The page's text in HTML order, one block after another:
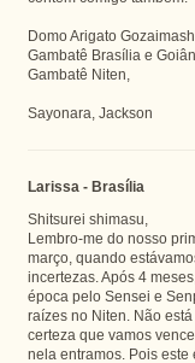
Domo Arigato
Gambatê Brasília e
Gambatê Niten,
Sayonara, Jackson
Larissa - Brasília
Shitsurei shimasu,
Lembro-me do nosso
março, quando
incertezas. Após 4
época pelo Sensei e
raízes no Niten. Não
certeza que vamos
nela entramos. Pois este